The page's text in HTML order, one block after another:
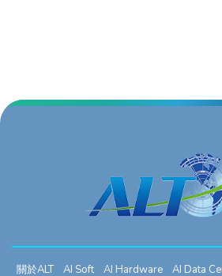
關於ALT AI Soft AI Hardware AI Data